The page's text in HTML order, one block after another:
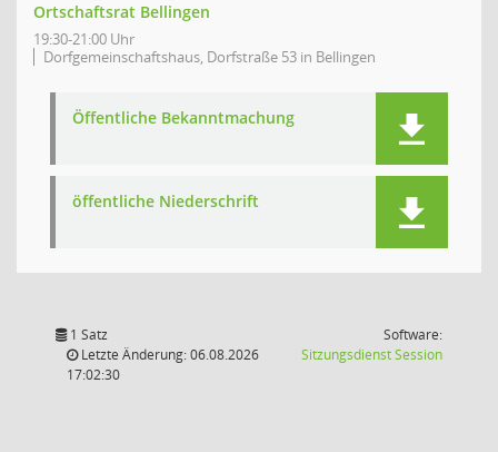
Ortschaftsrat Bellingen
19:30-21:00 Uhr
Dorfgemeinschaftshaus, Dorfstraße 53 in Bellingen
Öffentliche Bekanntmachung
öffentliche Niederschrift
1 Satz
Letzte Änderung: 06.08.2026
17:02:30
Software:
SitzungsdienstSession(Wird in